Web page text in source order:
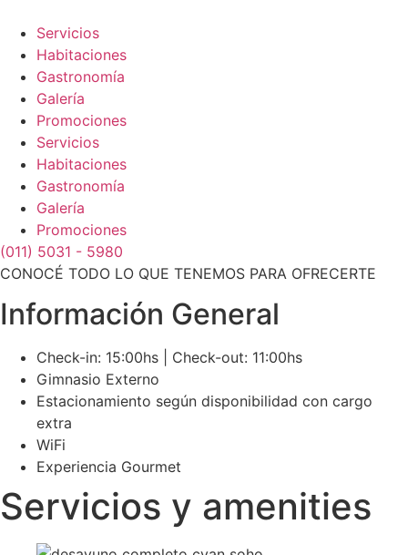
contenido
Servicios
Habitaciones
Gastronomía
Galería
Promociones
Servicios
Habitaciones
Gastronomía
Galería
Promociones
(011) 5031 - 5980
CONOCÉ TODO LO QUE TENEMOS PARA OFRECERTE
Información General
Check-in: 15:00hs | Check-out: 11:00hs
Gimnasio Externo
Estacionamiento según disponibilidad con cargo
extra
WiFi
Experiencia Gourmet
Servicios y amenities